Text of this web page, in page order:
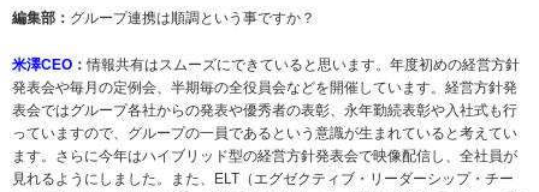
編集部： グループ連携は順調という事ですか？
米澤CEO ：情報共有はスムーズにできていると思います。年度初めの経営方針
発表会や毎月の定例会、半期毎の全役員会などを開催しています。経営方針発
表会ではグループ各社からの発表や優秀者の表彰、永年勤続表彰や入社式も行
っていますので、グループの一員であるという意識が生まれていると考えてい
ます。さらに今年はハイブリッド型の経営方針発表会で映像配信し、全社員が
見れるようにしました。また、ELT（エグゼクティブ・リーダーシップ・チー